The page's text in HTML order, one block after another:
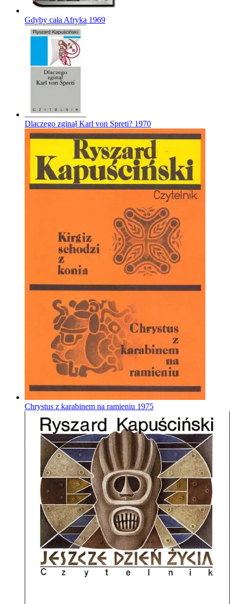
Gdyby cała Afryka 1969
Dlaczego zginął Karl von Spreti? 1970
Chrystus z karabinem na ramieniu 1975